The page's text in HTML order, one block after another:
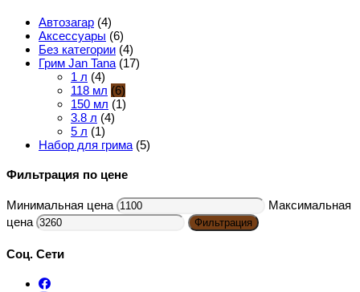
Автозагар (4)
Аксессуары (6)
Без категории (4)
Грим Jan Tana (17)
1 л (4)
118 мл (6)
150 мл (1)
3.8 л (4)
5 л (1)
Набор для грима (5)
Фильтрация по цене
Минимальная цена
Максимальная
цена
Фильтрация
Соц. Сети